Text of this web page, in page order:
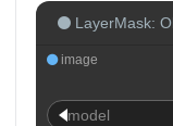
LayerMask:
image
model